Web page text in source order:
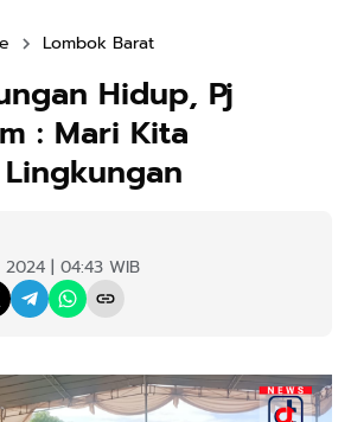
Lombok Barat
Hidup, Pj
: Mari Kita
2024 | 04:43 WIB